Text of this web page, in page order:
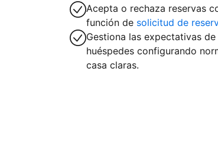
Acepta o rechaza reservas
función de solicitud de
Gestiona las expectativas
huéspedes configurando
casa claras.